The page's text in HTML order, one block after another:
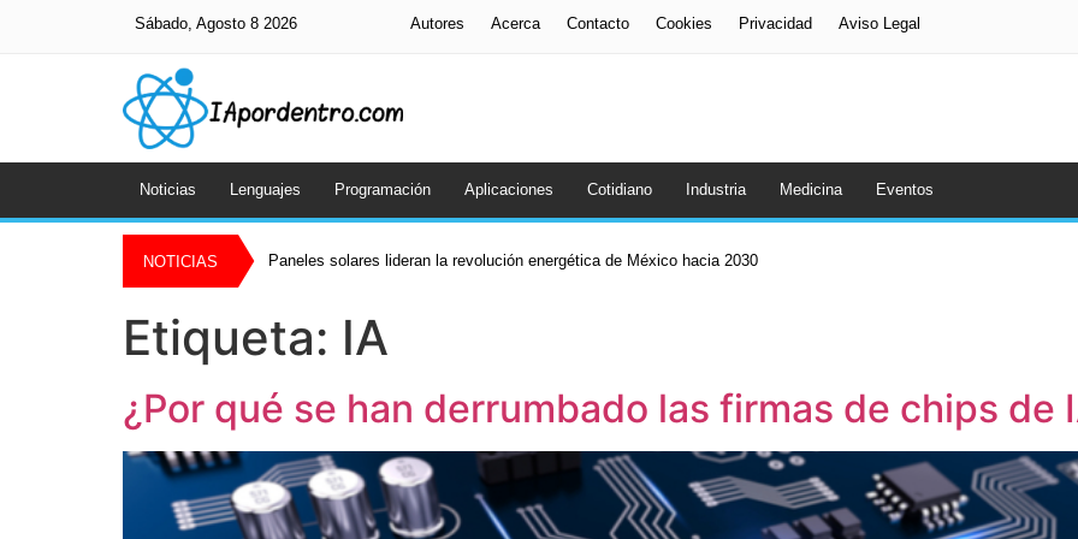
Sábado, Agosto 8 2026 Autores Acerca Contacto Cookies Privacidad Aviso Legal
Noticias Lenguajes Programación Aplicaciones Cotidiano Industria Medicina Eventos
NOTICIAS Daniel Esquenazi Beraha: la inteligencia artificial cambia las reglas de la competencia empresarial
Etiqueta: IA
¿Por qué se han derrumbado las firmas de chips de